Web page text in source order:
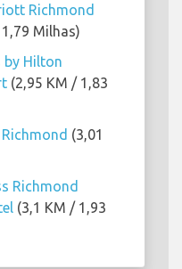
Richmond
Milhas)
by Hilton
(2,95 KM / 1,83
(3,01
Richmond
(3,1 KM / 1,93